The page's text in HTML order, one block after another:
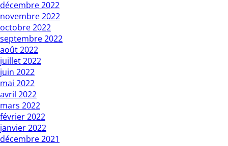
décembre 2022
novembre 2022
octobre 2022
septembre 2022
août 2022
juillet 2022
juin 2022
mai 2022
avril 2022
mars 2022
février 2022
janvier 2022
décembre 2021